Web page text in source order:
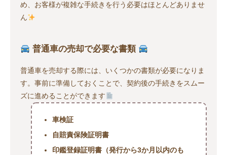
め、お客様が複雑な手続きを行う必要はほとんどありませ
ん
普通車の売却で必要な書類
普通車を売却する際には、いくつかの書類が必要になりま
す。事前に準備しておくことで、契約後の手続きをスムー
ズに進めることができます
車検証
自賠責保険証明書
印鑑登録証明書（発行から3か月以内のも